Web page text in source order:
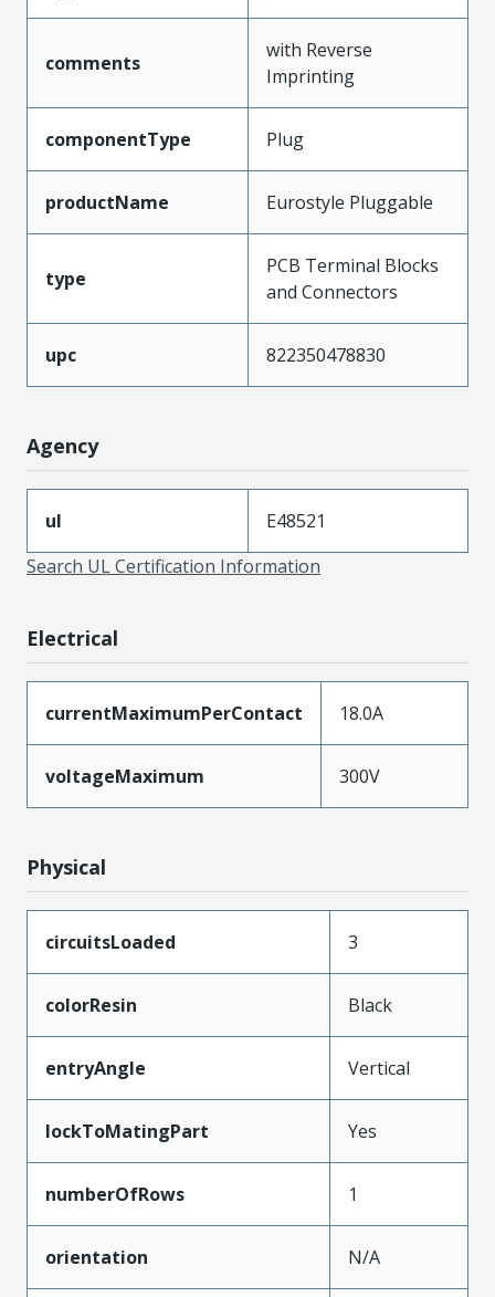
comments
with Reverse
Imprinting
componentType Plug
productName Eurostyle Pluggable
type
PCB Terminal Blocks
and Connectors
upc 822350478830
Agency
ul
E48521
Search UL Certification Information
Electrical
currentMaximumPerContact 18.0A
voltageMaximum 300V
Physical
circuitsLoaded 3
colorResin Black
entryAngle Vertical
lockToMatingPart Yes
numberOfRows 1
orientation N/A